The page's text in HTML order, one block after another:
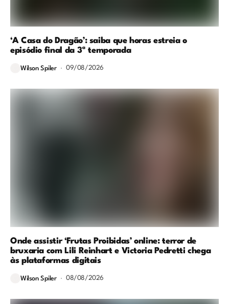
‘A Casa do Dragão’: saiba que horas estreia o
episódio final da 3ª temporada
Wilson Spiler 09/08/2026
Onde assistir ‘Frutas Proibidas’ online: terror de
bruxaria com Lili Reinhart e Victoria Pedretti chega
às plataformas digitais
Wilson Spiler 08/08/2026